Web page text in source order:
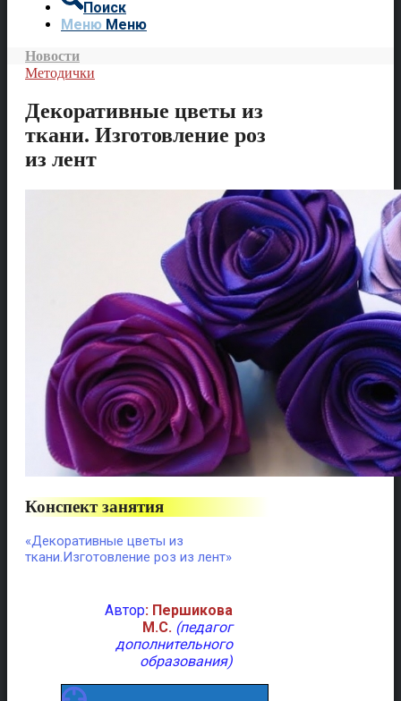
Поиск
Меню Меню
Новости
Методички
Декоративные цветы из
ткани. Изготовление роз
из лент
Конспект занятия
«Декоративные цветы из
ткани.Изготовление роз из лент»
Автор: Першикова
М.С. (педагог
дополнительного
образования)